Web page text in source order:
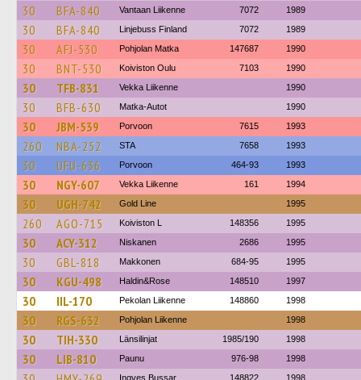
30 BFA-840 Vantaan Liikenne 7072 1989
30 BFA-840 Linjebuss Finland 7072 1989
30 AFJ-530 Pohjolan Matka 147687 1990
30 BNT-530 Koiviston Oulu 7103 1990
30 TFB-831 Vekka Liikenne 1990
30 BFB-630 Matka-Autot 1990
30 JBM-539 Porvoon 7615 1993
260 NBA-252 STA 7658 1993
30 UFU-636 Porvoon 464-93 1993
30 NGY-607 Vekka Liikenne 161 1994
30 UGH-742 Gold Line 1995
260 AGO-715 Koiviston L 148356 1995
30 ACY-312 Niskanen 2686 1995
30 GBL-818 Makkonen 684-95 1995
30 KGU-498 Haldin&Rose 148510 1997
30 IIL-170 Pekolan Liikenne 148860 1998
30 RGS-632 Pohjolan Liikenne 1998
30 TIH-330 Länsilinjat 1985/190 1998
30 LIB-810 Paunu 976-98 1998
Ingves Bussar 148822 1998